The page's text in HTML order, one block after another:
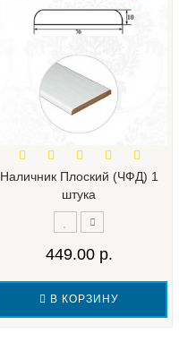
Наличник Плоский (ЧФД) 1
штука
449.00 р.
В КОРЗИНУ